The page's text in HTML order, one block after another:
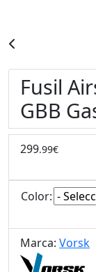
Fusil
GBB
299.99€
Color:
Marca: Vorsk